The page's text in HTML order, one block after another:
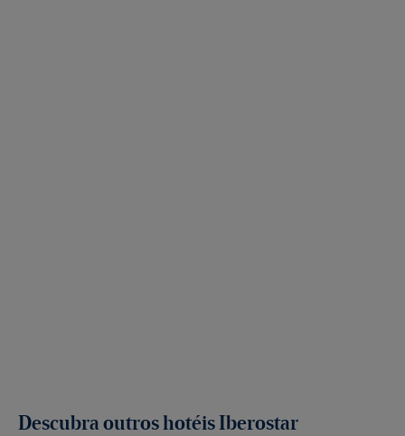
Descubra outros hotéis Iberostar